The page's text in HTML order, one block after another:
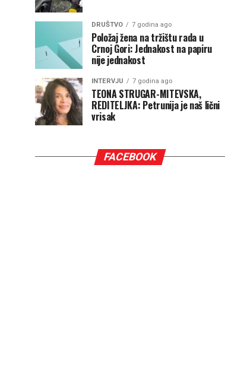
DRUŠTVO 7 godina ago
Položaj žena na tržištu rada u
Crnoj Gori: Jednakost na papiru
nije jednakost
INTERVJU 7 godina ago
TEONA STRUGAR-MITEVSKA,
REDITELJKA: Petrunija je naš lični
vrisak
FACEBOOK